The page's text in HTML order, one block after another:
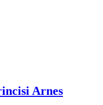
Arnes